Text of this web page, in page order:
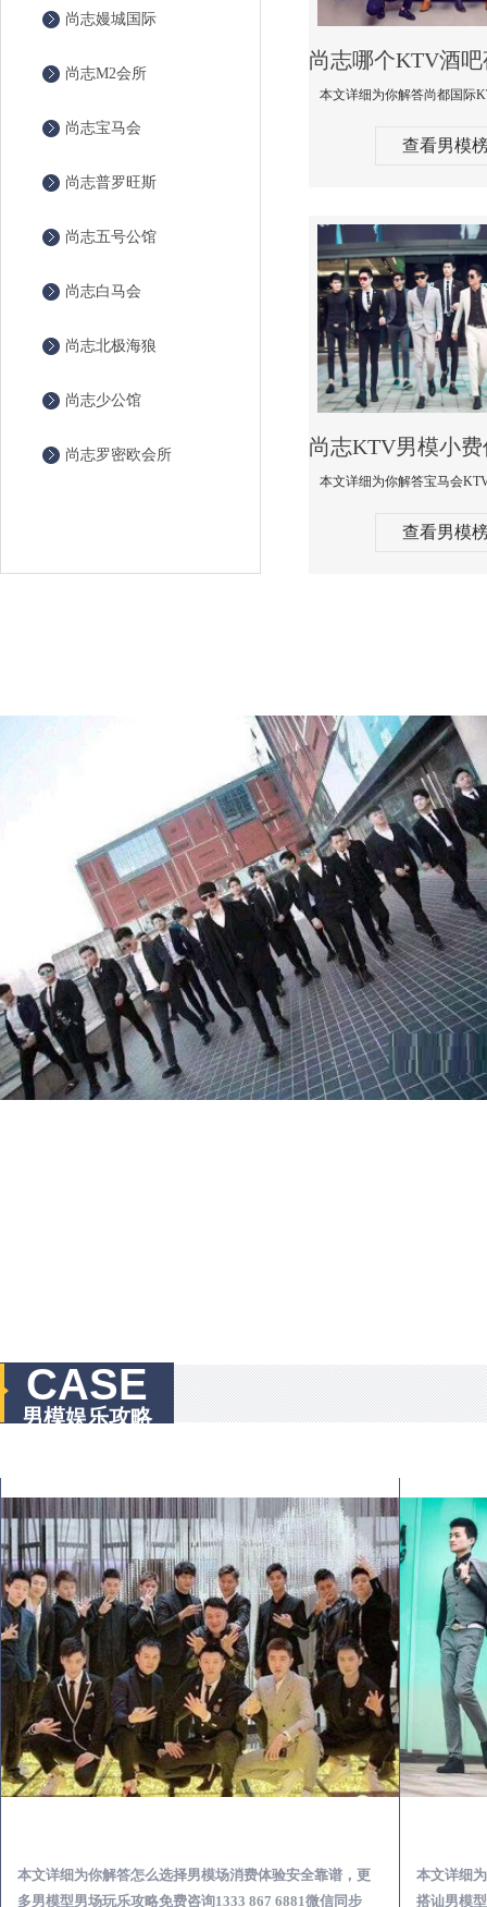
尚志嫚城国际
尚志M2会所
尚志宝马会
尚志普罗旺斯
尚志五号公馆
尚志白马会
尚志北极海狼
尚志少公馆
尚志罗密欧会所
查看男模
查看男模
CASE
男模娱乐攻略
本文详细为你解答怎么选择男模场消费体验安全靠谱，更
多男模型男场玩乐攻略免费咨询1333 867 6881微信同步
本文详细
搭讪男模